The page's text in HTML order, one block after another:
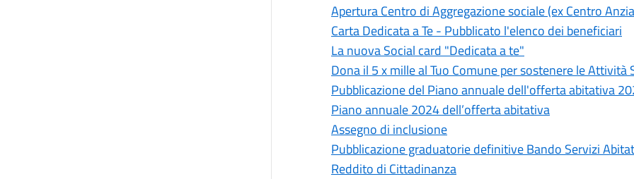
Apertura Centro di Aggregazione sociale (ex Centro
Carta Dedicata a Te - Pubblicato l'elenco dei beneficiari
La nuova Social card "Dedicata a te"
Dona il 5 x mille al Tuo Comune per sostenere le Attività
Pubblicazione del Piano annuale dell'offerta abitativa
Piano annuale 2024 dell’offerta abitativa
Assegno di inclusione
Pubblicazione graduatorie definitive Bando Servizi
Reddito di Cittadinanza